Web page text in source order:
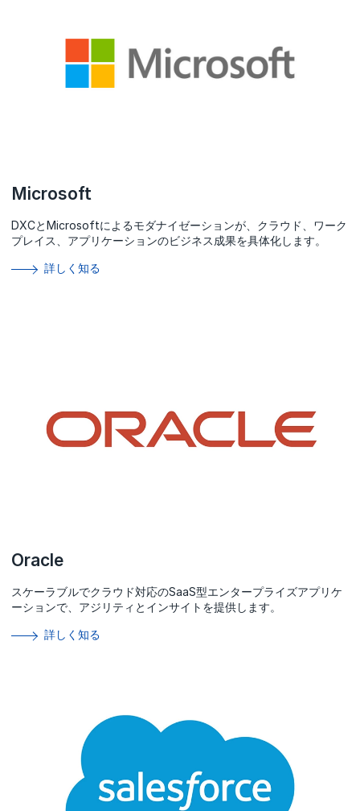
Microsoft
DXCとMicrosoftによるモダナイゼーションが、クラウド、ワーク
プレイス、アプリケーションのビジネス成果を具体化します。
詳しく知る
Oracle
スケーラブルでクラウド対応のSaaS型エンタープライズアプリケ
ーションで、アジリティとインサイトを提供します。
詳しく知る